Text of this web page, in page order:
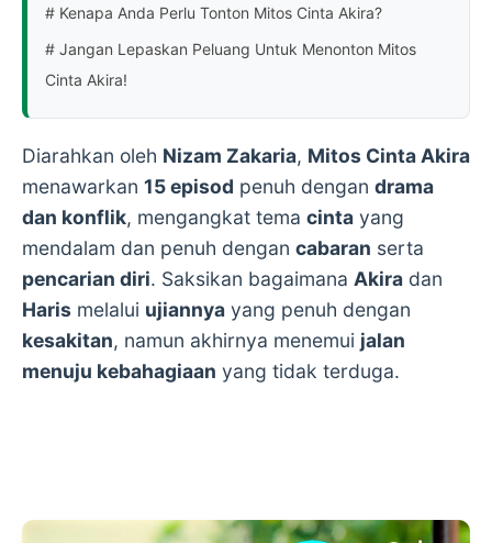
# Kenapa Anda Perlu Tonton Mitos Cinta Akira?
# Jangan Lepaskan Peluang Untuk Menonton Mitos
Cinta Akira!
Diarahkan oleh Nizam Zakaria, Mitos Cinta Akira
menawarkan 15 episod penuh dengan drama
dan konflik, mengangkat tema cinta yang
mendalam dan penuh dengan cabaran serta
pencarian diri. Saksikan bagaimana Akira dan
Haris melalui ujiannya yang penuh dengan
kesakitan, namun akhirnya menemui jalan
menuju kebahagiaan yang tidak terduga.